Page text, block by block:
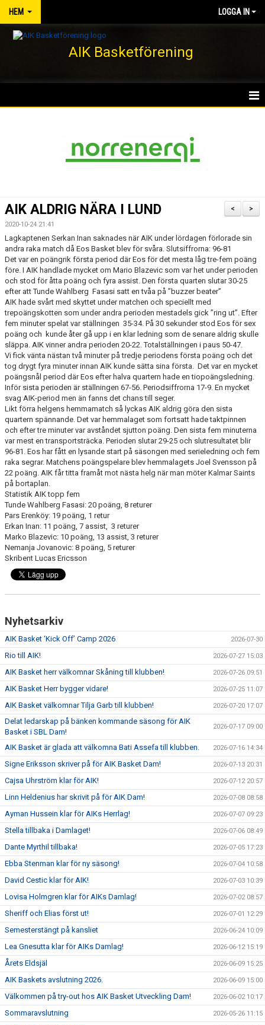
HEM LOGGA IN
AIK Basketförening
DOKUMENT
VÅRA LAG/TRÄNARE
AVGIFTER
BLI MEDLEM
FRITIDSKORTET
PARTNERS
KÖP BILJETTER
SHOP
AIK.SE
>
<
AIK ALDRIG NÄRA I LUND
2020-10-24 21:41
Lagkaptenen Serkan Inan saknades när AIK under lördagen förlorade sin
andra raka match då Eos Basket blev för svåra. Slutsiffrorna: 96-81
Det var en poängrik första period där Eos för det mesta låg tre-fem poäng
före. I AIK handlade mycket om Mario Blazevic som var het under perioden
och stod för åtta poäng och fyra assist. Den första quarten slutar 30-25
efter att Tunde Wahlberg Fasasi satt en tvåa på ”buzzer beater”
AIK hade svårt med skyttet under matchen och speciellt med
trepoängskotten som under andra perioden mestadels gick ”ring ut”. Efter
fem minuter spelat var ställningen 35-34. På 30 sekunder stod Eos för sex
poäng och kunde åter gå upp i en klar ledning som de senare aldrig skulle
släppa. AIK vinner andra perioden 20-22. Totalställningen i paus 50-47.
Vi fick vänta nästan två minuter på tredje periodens första poäng och det
tog drygt fyra minuter innan AIK kunde sätta sina första. Det var en mycket
poängsnål period där Eos efter halva quartern hade en tiopoängsledning.
Inför sista perioden är ställningen 67-56. Periodsiffrorna 17-9. En mycket
svag AIK-period men än fanns det chans till seger.
Likt förra helgens hemmamatch så lyckas AIK aldrig göra den sista
quartern spännande. Det var hemmalaget som fortsatt hade taktpinnen
och efter tre minuter var avståndet sjutton poäng. Den sista fem minuterna
var mest en transportsträcka. Perioden slutar 29-25 och slutresultatet blir
96-81. Eos har fått en lysande start på säsongen med serieledning och fem
raka segrar. Matchens poängspelare blev hemmalagets Joel Svensson på
22 poäng. AIK får titta framåt mot nästa helg när man möter Kalmar Saints
på bortaplan.
Statistik AIK topp fem
Tunde Wahlberg Fasasi: 20 poäng, 8 returer
Pars Erenköy: 19 poäng, 1 retur
Erkan Inan: 11 poäng, 7 assist, 3 returer
Marko Blazevic: 10 poäng, 13 assist, 3 returer
Nemanja Jovanovic: 8 poäng, 5 returer
Skribent Lucas Ericsson
Nyhetsarkiv
AIK Basket ‘Kick Off’ Camp 2026 2026-07-30
Rio till AIK! 2026-07-27 15:03
AIK Basket herr välkomnar Skåning till klubben! 2026-07-26 09:51
AIK Basket Herr bygger vidare! 2026-07-25 11:07
AIK Basket välkomnar Tilja Garb till klubben! 2026-07-20 17:07
Delat ledarskap på bänken kommande säsong för AIK
Basket i SBL Dam!
2026-07-17 09:00
AIK Basket är glada att välkomna Bati Assefa till klubben. 2026-07-16 14:34
Signe Eriksson skriver på för AIK Basket Dam! 2026-07-13 20:31
Cajsa Uhrström klar för AIK! 2026-07-12 20:57
Linn Heldenius har skrivit på för AIK Dam! 2026-07-08 08:58
Ayman Hussein klar för AIKs Herrlag! 2026-07-07 09:23
Stella tillbaka i Damlaget! 2026-07-06 08:49
Dante Myrthil tillbaka! 2026-07-05 17:23
Ebba Stenman klar för ny säsong! 2026-07-04 10:58
David Cestic klar för AIK! 2026-07-03 10:39
Lovisa Holmgren klar för AIKs Damlag! 2026-07-02 08:57
Sheriff och Elias först ut! 2026-07-01 12:29
Semesterstängt på kansliet 2026-06-24 10:09
Lea Gnesutta klar för AIKs Damlag! 2026-06-12 15:19
Årets Eldsjäl 2026-06-09 15:25
AIK Baskets avslutning 2026. 2026-06-09 15:00
Välkommen på try-out hos AIK Basket Utveckling Dam! 2026-06-02 10:17
Sommaravslutning 2026-05-26 11:15